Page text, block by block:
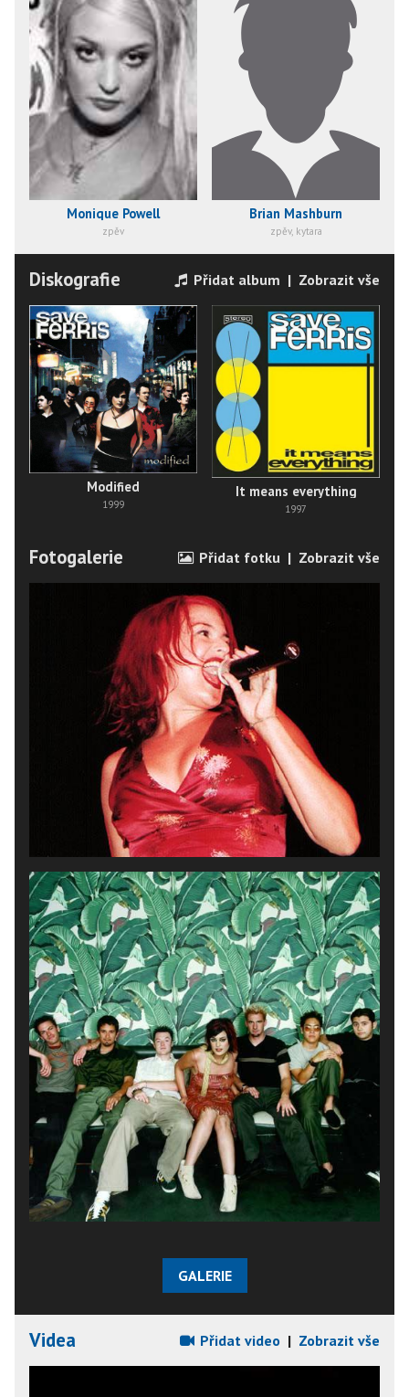
Monique Powell
zpěv
Brian Mashburn
zpěv, kytara
Diskografie Přidat album | Zobrazit vše
Modified
1999
It means everything
1997
Fotogalerie Přidat fotku | Zobrazit vše
GALERIE
Videa Přidat video | Zobrazit vše